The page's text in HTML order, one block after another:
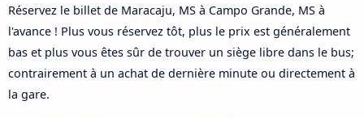
Réservez le billet de Maracaju, MS à Campo Grande, MS à
l'avance ! Plus vous réservez tôt, plus le prix est généralement
bas et plus vous êtes sûr de trouver un siège libre dans le bus;
contrairement à un achat de dernière minute ou directement à
la gare.